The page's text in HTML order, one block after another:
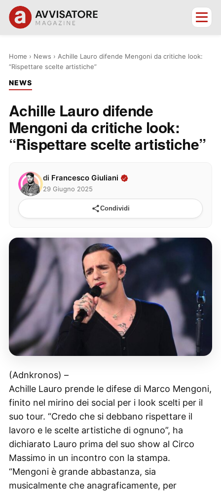
Home › News › Achille Lauro difende Mengoni da critiche look:
“Rispettare scelte artistiche”
NEWS
Achille Lauro difende
Mengoni da critiche look:
“Rispettare scelte artistiche”
di Francesco Giuliani
29 Giugno 2025
Condividi
(Adnkronos) –
Achille Lauro prende le difese di Marco Mengoni,
finito nel mirino dei social per i look scelti per il
suo tour. “Credo che si debbano rispettare il
lavoro e le scelte artistiche di ognuno”, ha
dichiarato Lauro prima del suo show al Circo
Massimo in un incontro con la stampa.
“Mengoni è grande abbastanza, sia
musicalmente che anagraficamente, per